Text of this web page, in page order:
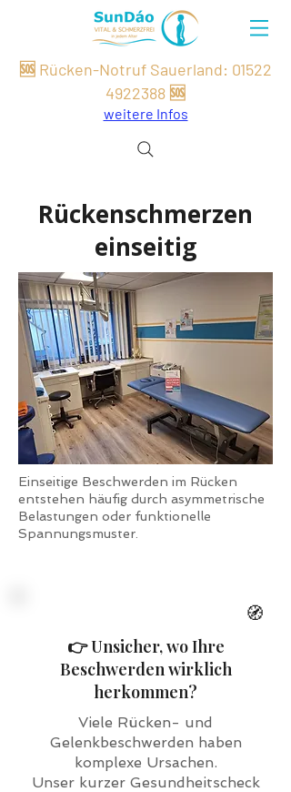
🆘 Rücken-Notruf Sauerland: 01522
4922388 🆘
weitere Infos
Rückenschmerzen
einseitig
Einseitige Beschwerden im Rücken
entstehen häufig durch asymmetrische
Belastungen oder funktionelle
Spannungsmuster.
🧭
👉 Unsicher, wo Ihre
Beschwerden wirklich
herkommen?
Viele Rücken- und
Gelenkbeschwerden haben
komplexe Ursachen.
Unser kurzer Gesundheitscheck